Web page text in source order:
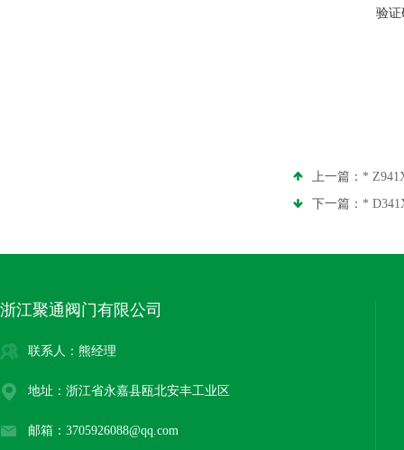
验证
上一篇： *
下一篇： *
浙江聚通阀门有限公司
联系人：熊经理
地址：浙江省永嘉县瓯北安丰工业区
邮箱：3705926088@qq.com